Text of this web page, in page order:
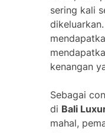
sering kali
kenangan
Sebagai
di Bali
mahal,